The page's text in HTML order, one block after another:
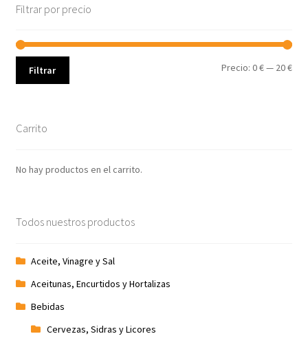
Filtrar por precio
Filtrar Precio:0 €— 20 €
Carrito
No hay productos en el carrito.
Todos nuestros productos
Aceite, Vinagre y Sal
Aceitunas, Encurtidos y Hortalizas
Bebidas
Cervezas, Sidras y Licores